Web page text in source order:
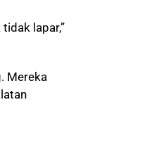
lapar,”
Mereka